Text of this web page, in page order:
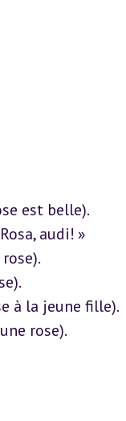
est belle).
audi! »
à la jeune fille).
rose).